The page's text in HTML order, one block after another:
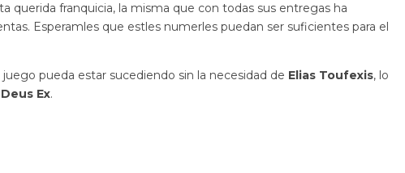
querida franquicia, la misma que con todas sus entregas ha
Esperamles que estles numerles puedan ser suficientes para el
pueda estar sucediendo sin la necesidad de Elias Toufexis, lo
Deus Ex.